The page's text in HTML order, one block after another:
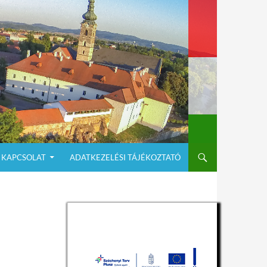
KAPCSOLAT ADATKEZELÉSI TÁJÉKOZTATÓ